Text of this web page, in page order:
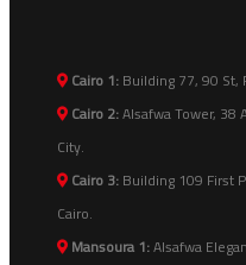
Cairo 1:Building 77, 90
Cairo 2:Alsafwa Tower, 38
City.
Cairo 3:Building 109 First
Cairo.
Mansoura 1:Alsafwa